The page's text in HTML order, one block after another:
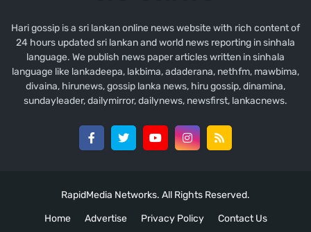
Hari gossip is a sri lankan online news website with rich content of
24 hours updated sri lankan and world news reporting in sinhala
language. We publish news paper articles written in sinhala
language like lankadeepa, lakbima, adaderana, nethfm, mawbima,
divaina, hirunews, gossip lanka news, hiru gossip, dinamina,
sundayleader, dailymirror, dailynews, newsfirst, lankacnews.
RapidMedia Networks. All Rights Reserved.
Home
Advertise Privacy Policy Contact Us